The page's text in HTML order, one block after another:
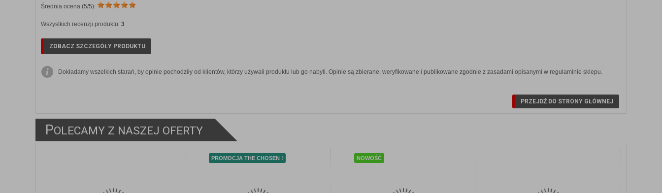
Średnia ocena (5/5):
Wszystkich recenzji produktu: 3
ZOBACZ SZCZEGÓŁY PRODUKTU
Dokładamy wszelkich starań, by opinie pochodziły od klientów, którzy używali produktu lub go nabyli. Opinie są zbierane, weryfikowane i publikowane zgodnie z zasadami opisanymi w regulaminie sklepu.
PRZEJDŹ DO STRONY GŁÓWNEJ
POLECAMY Z NASZEJ OFERTY
ZOBACZ SZCZEGÓŁY
PROMOCJA THE CHOSEN ! NOWOŚĆ